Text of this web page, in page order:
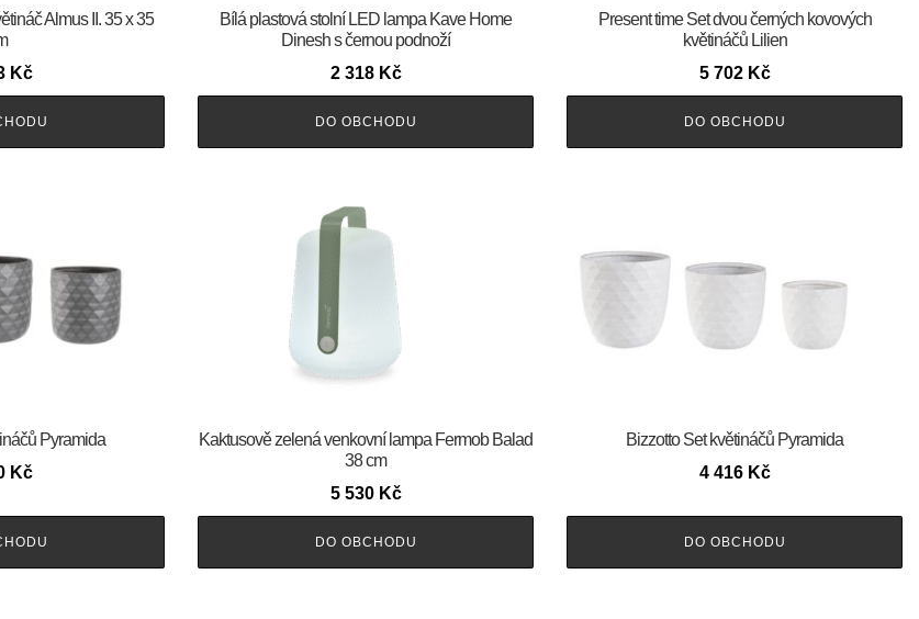
Almus II. 35 x 35
Kč
Bílá plastová stolní LED lampa Kave Home
Dinesh s černou podnoží
2 318 Kč
DO OBCHODU
Present time Set dvou černých kovových
květináčů Lilien
5 702 Kč
DO OBCHODU
Pyramida
Kč
Kaktusově zelená venkovní lampa Fermob Balad
38 cm
5 530 Kč
DO OBCHODU
Bizzotto Set květináčů Pyramida
4 416 Kč
DO OBCHODU